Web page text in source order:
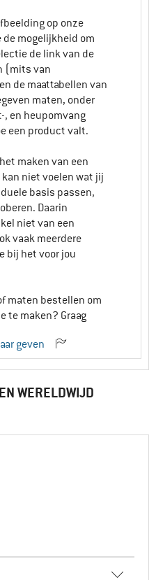
op onze
mogelijkheid om
de link van de
(mits van
de maattabellen van
maten, onder
, en heupomvang
een product valt.
maken van een
niet voelen wat jij
basis passen,
Daarin
niet van een
vaak meerdere
bij het voor jou
maten bestellen om
te maken? Graag
geven
WERELDWIJD